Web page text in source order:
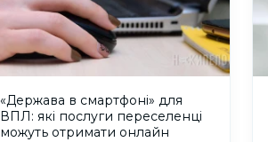
«Держава в смартфоні» для
ВПЛ: які послуги переселенці
можуть отримати онлайн